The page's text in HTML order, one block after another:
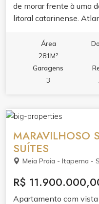
de morar frente à uma
litoral catarinense.
Área
281M²
Garagens
3
MARAVILHOSO
SUÍTES
Meia Praia - Itapema -
R$
Apartamento com